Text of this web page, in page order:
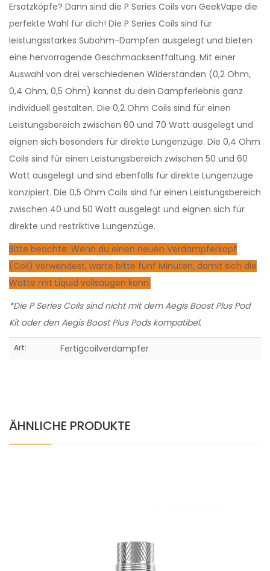
Ersatzköpfe? Dann sind die P Series Coils von GeekVape die
perfekte Wahl für dich! Die P Series Coils sind für
leistungsstarkes Subohm-Dampfen ausgelegt und bieten
eine hervorragende Geschmacksentfaltung. Mit einer
Auswahl von drei verschiedenen Widerständen (0,2 Ohm,
0,4 Ohm, 0,5 Ohm) kannst du dein Dampferlebnis ganz
individuell gestalten. Die 0,2 Ohm Coils sind für einen
Leistungsbereich zwischen 60 und 70 Watt ausgelegt und
eignen sich besonders für direkte Lungenzüge. Die 0,4 Ohm
Coils sind für einen Leistungsbereich zwischen 50 und 60
Watt ausgelegt und sind ebenfalls für direkte Lungenzüge
konzipiert. Die 0,5 Ohm Coils sind für einen Leistungsbereich
zwischen 40 und 50 Watt ausgelegt und eignen sich für
direkte und restriktive Lungenzüge.
Bitte beachte: Wenn du einen neuen Verdampferkopf
(Coil) verwendest, warte bitte fünf Minuten, damit sich die
Watte mit Liquid vollsaugen kann.
*Die P Series Coils sind nicht mit dem Aegis Boost Plus Pod
Kit oder den Aegis Boost Plus Pods kompatibel.
Art: Fertigcoilverdampfer
ÄHNLICHE PRODUKTE